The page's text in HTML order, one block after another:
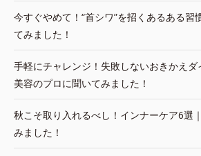
今すぐやめて！“首シワ”を招くあるある習
てみました！
手軽にチャレンジ！失敗しないおきかえダ
美容のプロに聞いてみました！
秋こそ取り入れるべし！インナーケア6選
みました！